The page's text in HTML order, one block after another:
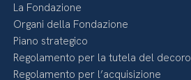
La Fondazione
Organi della Fondazione
Piano strategico
Regolamento per la tutela del decoro
Regolamento per l’acquisizione